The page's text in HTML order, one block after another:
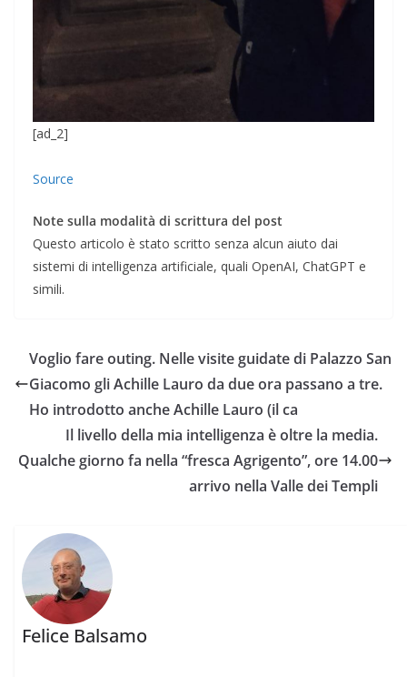
[ad_2]
Source
Note sulla modalità di scrittura del post
Questo articolo è stato scritto senza alcun aiuto dai
sistemi di intelligenza artificiale, quali OpenAI, ChatGPT e
simili.
Voglio fare outing. Nelle visite guidate di Palazzo San
Giacomo gli Achille Lauro da due ora passano a tre.
Ho introdotto anche Achille Lauro (il ca
Il livello della mia intelligenza è oltre la media.
Qualche giorno fa nella “fresca Agrigento”, ore 14.00
arrivo nella Valle dei Templi
Felice Balsamo